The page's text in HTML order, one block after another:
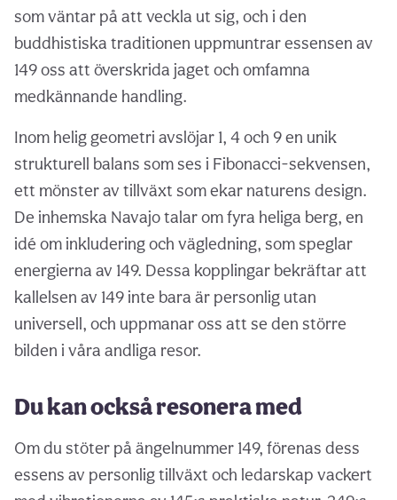
som väntar på att veckla ut sig, och i den
buddhistiska traditionen uppmuntrar essensen av
149 oss att överskrida jaget och omfamna
medkännande handling.
Inom helig geometri avslöjar 1, 4 och 9 en unik
strukturell balans som ses i Fibonacci-sekvensen,
ett mönster av tillväxt som ekar naturens design.
De inhemska Navajo talar om fyra heliga berg, en
idé om inkludering och vägledning, som speglar
energierna av 149. Dessa kopplingar bekräftar att
kallelsen av 149 inte bara är personlig utan
universell, och uppmanar oss att se den större
bilden i våra andliga resor.
Du kan också resonera med
Om du stöter på ängelnummer 149, förenas dess
essens av personlig tillväxt och ledarskap vackert